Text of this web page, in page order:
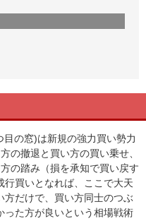
の窓)は新規の強力買い勢力
の撤退と買い方の買い乗せ、
の踏み（損を承知で買い戻す
行買いとなれば、ここで大天
だけで、買い方同士のつぶ
った方が良いという相場戦術